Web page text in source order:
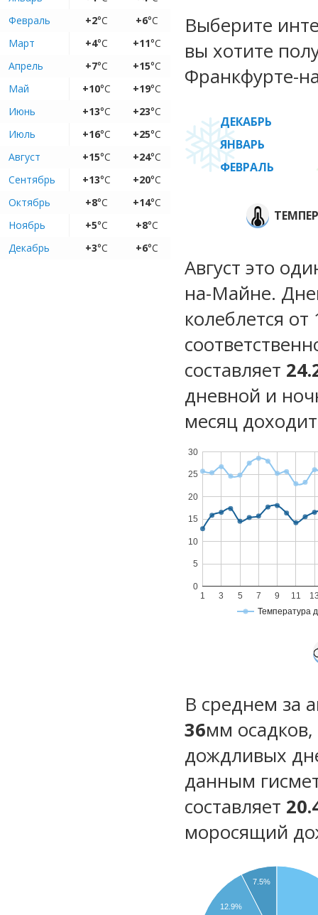
Февраль
+2°C +6°C
Март
+4°C +11°C
Апрель
+7°C +15°C
Май
+10°C +19°C
Июнь
+13°C +23°C
Июль
+16°C +25°C
Август
+15°C +24°C
Сентябрь
+13°C +20°C
Октябрь
+8°C +14°C
Ноябрь
+5°C +8°C
Декабрь
+3°C +6°C
Выберите
вы хотите
Франкфурте-
ДЕКАБРЬ
ЯНВАРЬ
ФЕВРАЛЬ
Август это
на-Майне.
колеблется
составляет
дневной и
месяц
Температура
1 3 5 7 9 11
0
5
10
15
20
25
30
В среднем за
36мм
дождливых
данным
составляет
моросящий
7.5%
12.9%